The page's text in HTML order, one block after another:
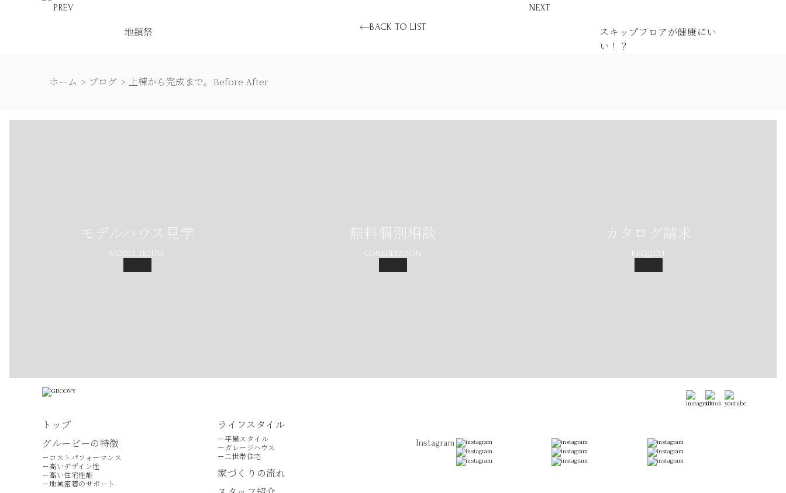
PREV
地鎮祭 BACK TO LIST
NEXT
スキップフロアが健康にい
い！？
ホーム ブログ 上棟から完成まで。Before After
モデルハウス見学
MODEL HOUSE
無料個別相談
CONSULTATION
カタログ請求
REQUEST
トップ
グルービーの特徴
－コストパフォーマンス
－高いデザイン性
－高い住宅性能
－地域密着のサポート
ライフスタイル
－平屋スタイル
－ガレージハウス
－二世帯住宅
家づくりの流れ
Instagram